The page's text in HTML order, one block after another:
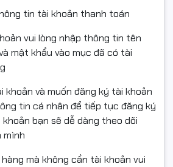
Canon LBP6030Wlà sự lựa chọn
cầu in ấn với thiết kế gọn nhẹ và
cho văn phòng nhỏ hoặc cá
Gàng & Tiện Dụng
x 25 x 19 cm, máy in Canon
dễ dàng lắp đặt và sử dụng
nào, từ văn phòng đến gia
tin tài khoản thanh toán
vui lòng nhập thông tin tên
mật khẩu vào mục đã có tài
khoản và muốn đăng ký tài khoản
tin cá nhân để tiếp tục đăng ký
bạn sẽ dễ dàng theo dõi
mình
mà không cần tài khoản vui